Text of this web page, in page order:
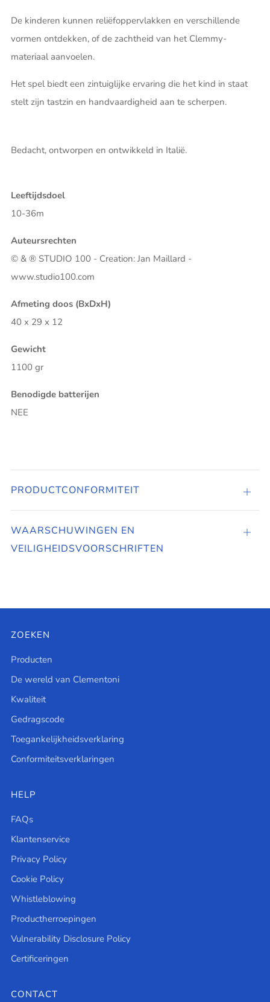
De kinderen kunnen reliëfoppervlakken en verschillende
vormen ontdekken, of de zachtheid van het Clemmy-
materiaal aanvoelen.
Het spel biedt een zintuiglijke ervaring die het kind in staat
stelt zijn tastzin en handvaardigheid aan te scherpen.
Bedacht, ontworpen en ontwikkeld in Italië.
Leeftijdsdoel
10-36m
Auteursrechten
© & ® STUDIO 100 - Creation: Jan Maillard -
www.studio100.com
Afmeting doos (BxDxH)
40 x 29 x 12
Gewicht
1100 gr
Benodigde batterijen
NEE
PRODUCTCONFORMITEIT
WAARSCHUWINGEN EN
VEILIGHEIDSVOORSCHRIFTEN
ZOEKEN
Producten
De wereld van Clementoni
Kwaliteit
Gedragscode
Toegankelijkheidsverklaring
Conformiteitsverklaringen
HELP
FAQs
Klantenservice
Privacy Policy
Cookie Policy
Whistleblowing
Productherroepingen
Vulnerability Disclosure Policy
Certificeringen
CONTACT